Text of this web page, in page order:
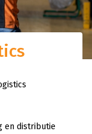
en distributie